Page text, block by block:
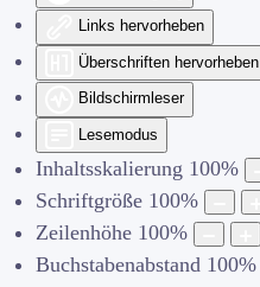
Links hervorheben
Überschriften hervorheben
Bildschirmleser
Lesemodus
Inhaltsskalierung 100%
Schriftgröße 100%
Zeilenhöhe 100%
Buchstabenabstand 100%